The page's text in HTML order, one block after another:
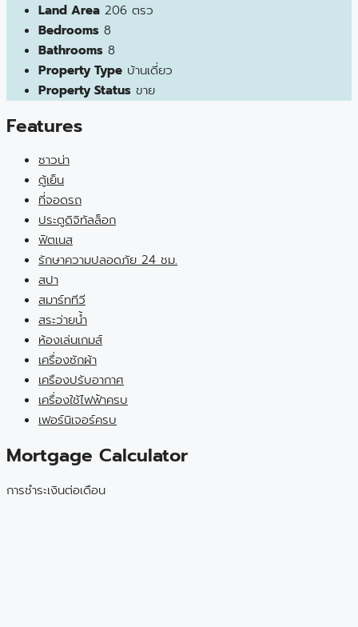
Land Area 206 ตรว
Bedrooms 8
Bathrooms 8
Property Type บ้านเดี่ยว
Property Status ขาย
Features
ซาวน่า
ตู้เย็น
ที่จอดรถ
ประตูดิจิทัลล็อก
ฟิตเนส
รักษาความปลอดภัย 24 ชม.
สปา
สมาร์ททีวี
สระว่ายน้ำ
ห้องเล่นเกมส์
เครื่องซักผ้า
เครืองปรับอากาศ
เครื่องใช้ไฟฟ้าครบ
เฟอร์นิเจอร์ครบ
Mortgage Calculator
การชำระเงินต่อเดือน